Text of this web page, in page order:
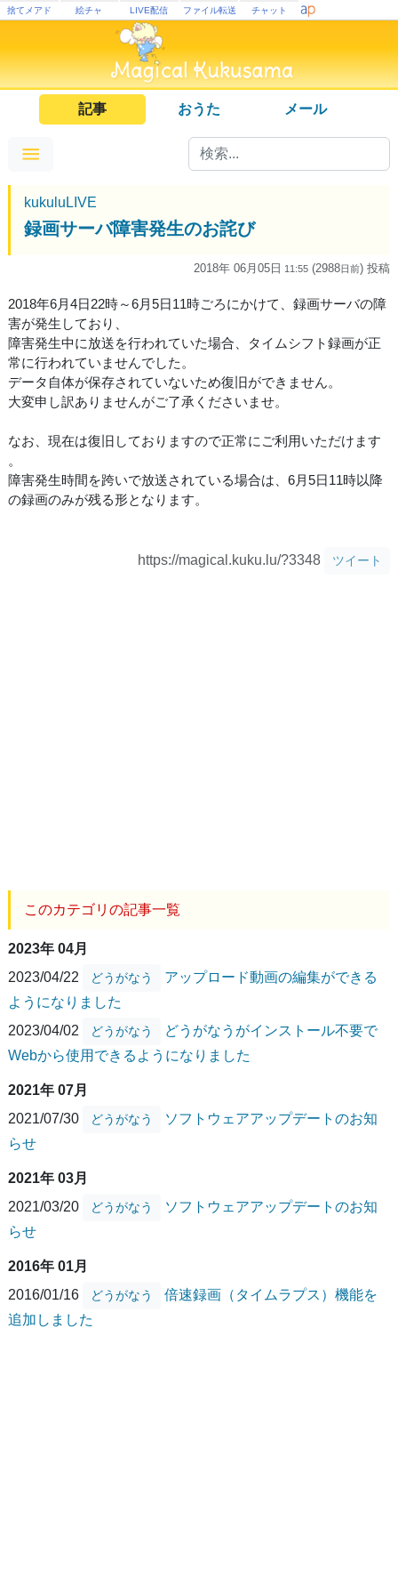
捨てメアド 絵チャ LIVE配信 ファイル転送 チャット
記事 おうた メール
kukuluLIVE
録画サーバ障害発生のお詫び
2018年 06月05日 11:55 (2988日前) 投稿
2018年6月4日22時～6月5日11時ごろにかけて、録画サーバの障
害が発生しており、
障害発生中に放送を行われていた場合、タイムシフト録画が正
常に行われていませんでした。
データ自体が保存されていないため復旧ができません。
大変申し訳ありませんがご了承くださいませ。
なお、現在は復旧しておりますので正常にご利用いただけます
。
障害発生時間を跨いで放送されている場合は、6月5日11時以降
の録画のみが残る形となります。
https://magical.kuku.lu/?3348 ツイート
このカテゴリの記事一覧
2023年 04月
2023/04/22
どうがなう
アップロード動画の編集ができる
ようになりました
2023/04/02
どうがなう
どうがなうがインストール不要で
Webから使用できるようになりました
2021年 07月
2021/07/30
どうがなう
ソフトウェアアップデートのお知
らせ
2021年 03月
2021/03/20
どうがなう
ソフトウェアアップデートのお知
らせ
2016年 01月
2016/01/16
どうがなう
倍速録画（タイムラプス）機能を
追加しました